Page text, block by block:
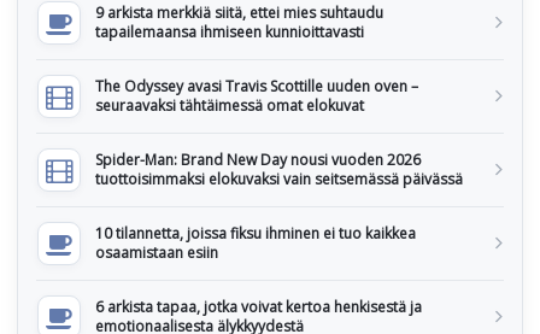
9 arkista merkkiä siitä, ettei mies suhtaudu
tapailemaansa ihmiseen kunnioittavasti
The Odyssey avasi Travis Scottille uuden oven –
seuraavaksi tähtäimessä omat elokuvat
Spider-Man: Brand New Day nousi vuoden 2026
tuottoisimmaksi elokuvaksi vain seitsemässä päivässä
10 tilannetta, joissa fiksu ihminen ei tuo kaikkea
osaamistaan esiin
6 arkista tapaa, jotka voivat kertoa henkisestä ja
emotionaalisesta älykkyydestä